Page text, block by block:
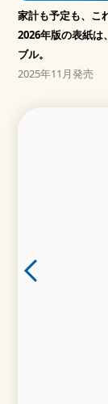
家計も予定も、こ
2026年版の表紙
ブル。
2025年11月発売